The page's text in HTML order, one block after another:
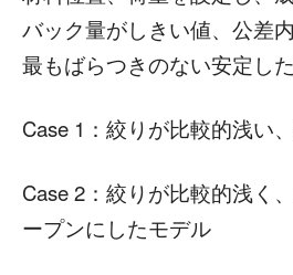
バック量がしきい値、公差
最もばらつきのない安定し
Case 1：絞りが比較的浅い
Case 2：絞りが比較的浅く
ープンにしたモデル